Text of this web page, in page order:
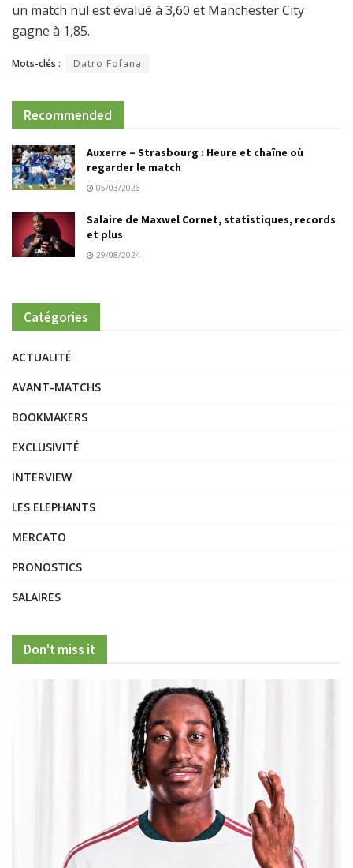
un match nul est évalué à 3,60 et Manchester City
gagne à 1,85.
Mots-clés : Datro Fofana
Recommended
Auxerre – Strasbourg : Heure et chaîne où
regarder le match
05/03/2026
Salaire de Maxwel Cornet, statistiques, records
et plus
29/08/2024
Catégories
ACTUALITÉ
AVANT-MATCHS
BOOKMAKERS
EXCLUSIVITÉ
INTERVIEW
LES ELEPHANTS
MERCATO
PRONOSTICS
SALAIRES
Don't miss it